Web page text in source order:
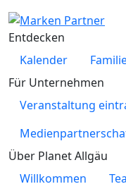
Entdecken
Kalender
Für Unternehmen
Veranstaltung
Über Planet Allgäu
Willkommen